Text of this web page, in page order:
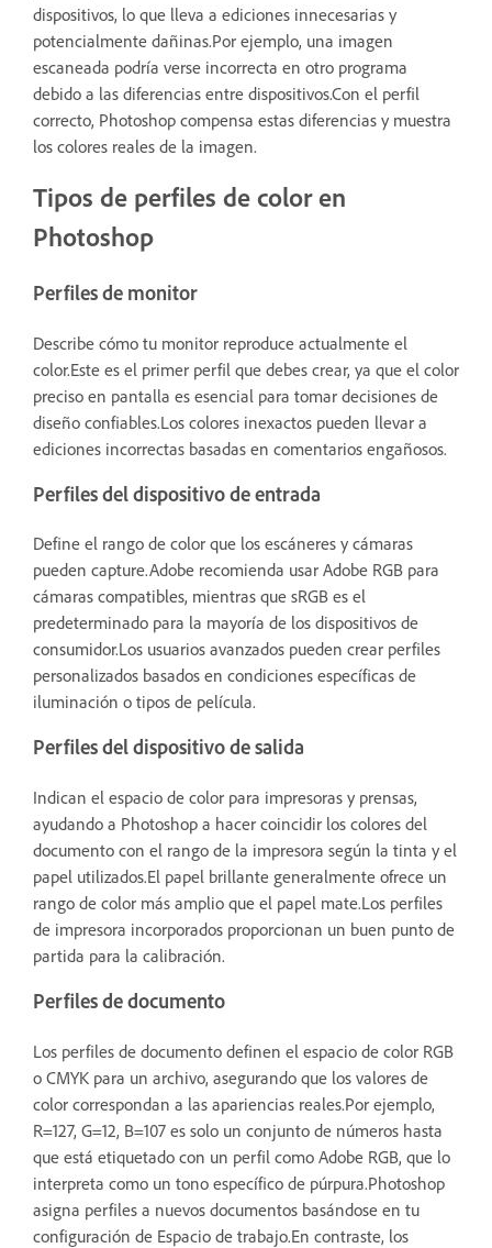
dispositivos, lo que lleva a ediciones innecesarias y
potencialmente dañinas.Por ejemplo, una imagen
escaneada podría verse incorrecta en otro programa
debido a las diferencias entre dispositivos.Con el perfil
correcto, Photoshop compensa estas diferencias y muestra
los colores reales de la imagen.
Tipos de perfiles de color en
Photoshop
Perfiles de monitor
Describe cómo tu monitor reproduce actualmente el
color.Este es el primer perfil que debes crear, ya que el color
preciso en pantalla es esencial para tomar decisiones de
diseño confiables.Los colores inexactos pueden llevar a
ediciones incorrectas basadas en comentarios engañosos.
Perfiles del dispositivo de entrada
Define el rango de color que los escáneres y cámaras
pueden capture.Adobe recomienda usar Adobe RGB para
cámaras compatibles, mientras que sRGB es el
predeterminado para la mayoría de los dispositivos de
consumidor.Los usuarios avanzados pueden crear perfiles
personalizados basados en condiciones específicas de
iluminación o tipos de película.
Perfiles del dispositivo de salida
Indican el espacio de color para impresoras y prensas,
ayudando a Photoshop a hacer coincidir los colores del
documento con el rango de la impresora según la tinta y el
papel utilizados.El papel brillante generalmente ofrece un
rango de color más amplio que el papel mate.Los perfiles
de impresora incorporados proporcionan un buen punto de
partida para la calibración.
Perfiles de documento
Los perfiles de documento definen el espacio de color RGB
o CMYK para un archivo, asegurando que los valores de
color correspondan a las apariencias reales.Por ejemplo,
R=127, G=12, B=107 es solo un conjunto de números hasta
que está etiquetado con un perfil como Adobe RGB, que lo
interpreta como un tono específico de púrpura.Photoshop
asigna perfiles a nuevos documentos basándose en tu
configuración de Espacio de trabajo.En contraste, los